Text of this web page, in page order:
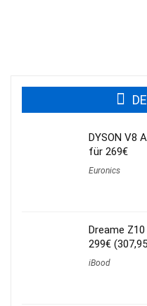
DYSON V8
für 269€
Euronics
Dreame
299€
iBood